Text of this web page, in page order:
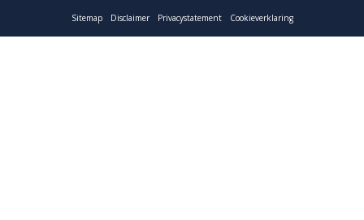
DELEN
Sitemap Disclaimer Privacystatement Cookieverklaring